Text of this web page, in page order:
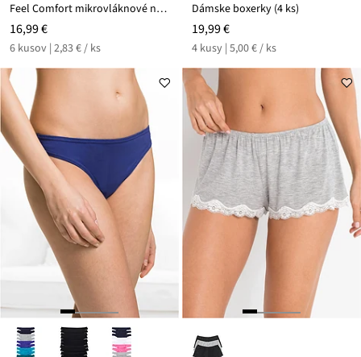
Feel Comfort mikrovláknové nohavičky (6 ks)
16,99 €
6 kusov | 2,83 € / ks
Dámske boxerky (4 ks)
19,99 €
4 kusy | 5,00 € / ks